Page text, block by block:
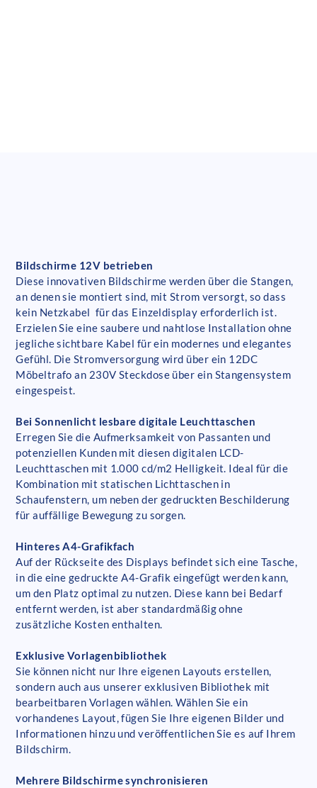
Bildschirme 12V betrieben
Diese innovativen Bildschirme werden über die Stangen,
an denen sie montiert sind, mit Strom versorgt, so dass
kein Netzkabel für das Einzeldisplay erforderlich ist.
Erzielen Sie eine saubere und nahtlose Installation ohne
jegliche sichtbare Kabel für ein modernes und elegantes
Gefühl. Die Stromversorgung wird über ein 12DC
Möbeltrafo an 230V Steckdose über ein Stangensystem
eingespeist.
Bei Sonnenlicht lesbare digitale Leuchttaschen
Erregen Sie die Aufmerksamkeit von Passanten und
potenziellen Kunden mit diesen digitalen LCD-
Leuchttaschen mit 1.000 cd/m2 Helligkeit. Ideal für die
Kombination mit statischen Lichttaschen in
Schaufenstern, um neben der gedruckten Beschilderung
für auffällige Bewegung zu sorgen.
Hinteres A4-Grafikfach
Auf der Rückseite des Displays befindet sich eine Tasche,
in die eine gedruckte A4-Grafik eingefügt werden kann,
um den Platz optimal zu nutzen. Diese kann bei Bedarf
entfernt werden, ist aber standardmäßig ohne
zusätzliche Kosten enthalten.
Exklusive Vorlagenbibliothek
Sie können nicht nur Ihre eigenen Layouts erstellen,
sondern auch aus unserer exklusiven Bibliothek mit
bearbeitbaren Vorlagen wählen. Wählen Sie ein
vorhandenes Layout, fügen Sie Ihre eigenen Bilder und
Informationen hinzu und veröffentlichen Sie es auf Ihrem
Bildschirm.
Mehrere Bildschirme synchronisieren